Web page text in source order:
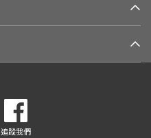
追蹤我們